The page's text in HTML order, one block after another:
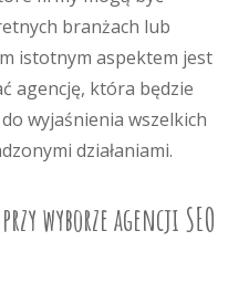
branżach lub
istotnym aspektem jest
agencję, która będzie
wyjaśnienia wszelkich
działaniami.
wyborze agencji SEO